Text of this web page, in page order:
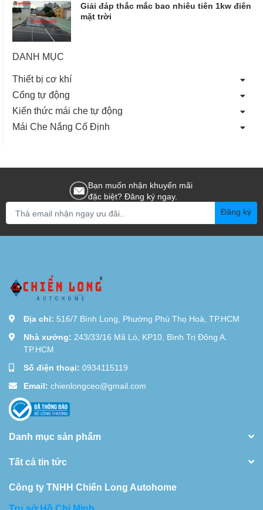
Giải đáp thắc mắc bao nhiêu tiên 1kw điên
mặt trời
DANH MỤC
Thiết bị cơ khí
Cổng tự động
Kiến thức mái che tự động
Mái Che Nắng Cố Định
Bạn muốn nhận khuyến mãi
đặc biệt? Đăng ký ngay.
Đăng ký
Địa chỉ: 516/7 Bình Long, Phường Phú Thọ Hoà, TP.HCM
Nhà xưởng: 243/33/16 Mã Lò, KP10, Bình Trị Đông A.
TP.HCM
Số điện thoại: 0934115119
Email: chienlongceo@gmail.com
Danh mục sản phẩm
Tất cả tin tức
Công ty TNHH Chiến Long Autohome